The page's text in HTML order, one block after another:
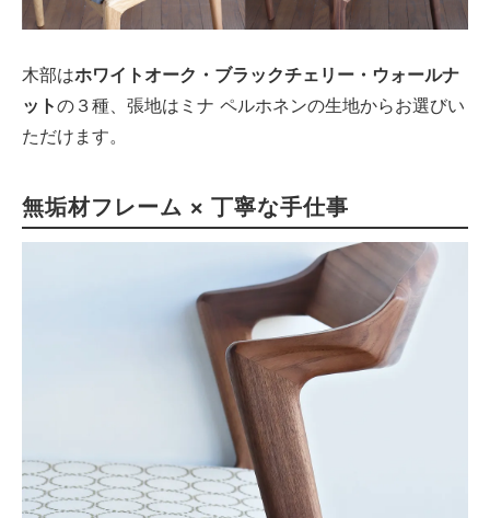
木部はホワイトオーク・ブラックチェリー・ウォールナ
ットの３種、張地はミナ ペルホネンの生地からお選びい
ただけます。
無垢材フレーム × 丁寧な手仕事